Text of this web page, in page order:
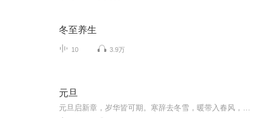
冬至养生
10 3.9万
元旦